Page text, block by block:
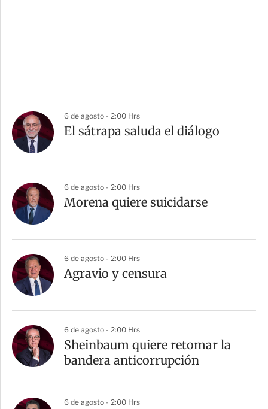
6 de agosto - 2:00 Hrs
El sátrapa saluda el diálogo
6 de agosto - 2:00 Hrs
Morena quiere suicidarse
6 de agosto - 2:00 Hrs
Agravio y censura
6 de agosto - 2:00 Hrs
Sheinbaum quiere retomar la
bandera anticorrupción
6 de agosto - 2:00 Hrs